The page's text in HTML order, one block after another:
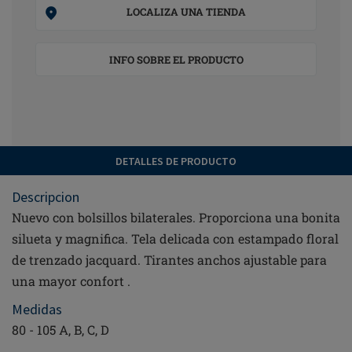
LOCALIZA UNA TIENDA
INFO SOBRE EL PRODUCTO
DETALLES DE PRODUCTO
Descripcion
Nuevo con bolsillos bilaterales. Proporciona una bonita
silueta y magnifica. Tela delicada con estampado floral
de trenzado jacquard. Tirantes anchos ajustable para
una mayor confort .
Medidas
80 - 105 A, B, C, D